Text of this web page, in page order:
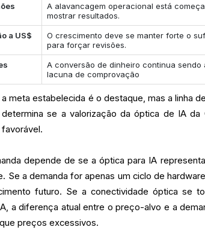
A alavancagem operacional está
mostrar resultados.
a US$
O crescimento deve se manter forte o
para forçar revisões.
A conversão de dinheiro continua sendo
lacuna de comprovação
meta estabelecida é o destaque, mas a linha
se a valorização da óptica de IA da
depende de se a óptica para IA
Se a demanda for apenas um ciclo de
futuro. Se a conectividade óptica se
a diferença atual entre o preço-alvo e a
preços excessivos.